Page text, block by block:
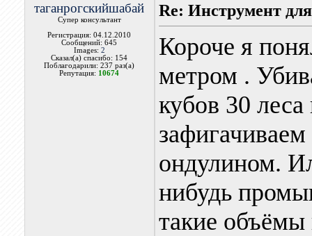
таганрогскийшабай
Супер консультант
Регистрация: 04.12.2010
Сообщений: 645
Images: 2
Сказал(а) спасибо: 154
Поблагодарили: 237 раз(а)
Репутация: 10674
Re: Инструмент
Короче я
метром .
кубов 30
ондулином.
нибудь
такие объёмы